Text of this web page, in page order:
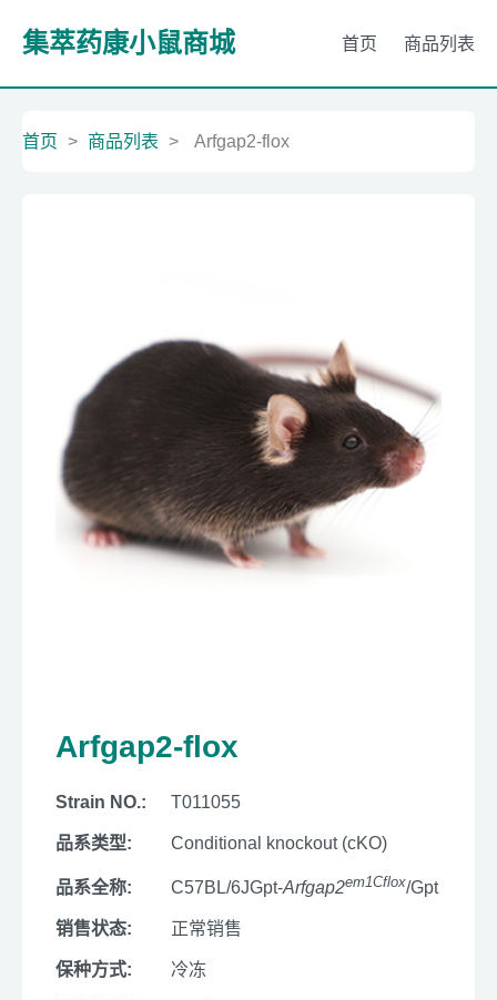
集萃药康小鼠商城 首页 商品列表
首页 > 商品列表 > Arfgap2-flox
Arfgap2-flox
Strain NO.: T011055
品系类型: Conditional knockout (cKO)
品系全称: C57BL/6JGpt-Arfgap2em1Cflox/Gpt
销售状态: 正常销售
保种方式: 冷冻